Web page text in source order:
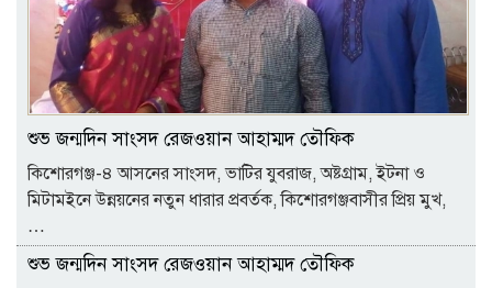
শুভ জন্মদিন সাংসদ রেজওয়ান আহাম্মদ তৌফিক
কিশোরগঞ্জ-৪ আসনের সাংসদ, ভাটির যুবরাজ, অষ্টগ্রাম, ইটনা ও
মিটামইনে উন্নয়নের নতুন ধারার প্রবর্তক, কিশোরগঞ্জবাসীর প্রিয় মুখ,
…
শুভ জন্মদিন সাংসদ রেজওয়ান আহাম্মদ তৌফিক